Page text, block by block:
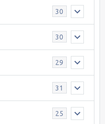
30
30
29
31
25